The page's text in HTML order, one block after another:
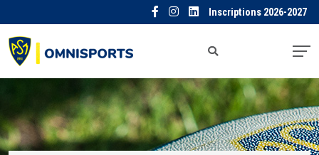
Inscriptions 2026-2027